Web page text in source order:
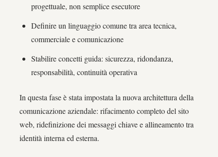
progettuale, non semplice esecutore
Definire un linguaggio comune tra area tecnica,
commerciale e comunicazione
Stabilire concetti guida: sicurezza, ridondanza,
responsabilità, continuità operativa
In questa fase è stata impostata la nuova architettura della
comunicazione aziendale: rifacimento completo del sito
web, ridefinizione dei messaggi chiave e allineamento tra
identità interna ed esterna.